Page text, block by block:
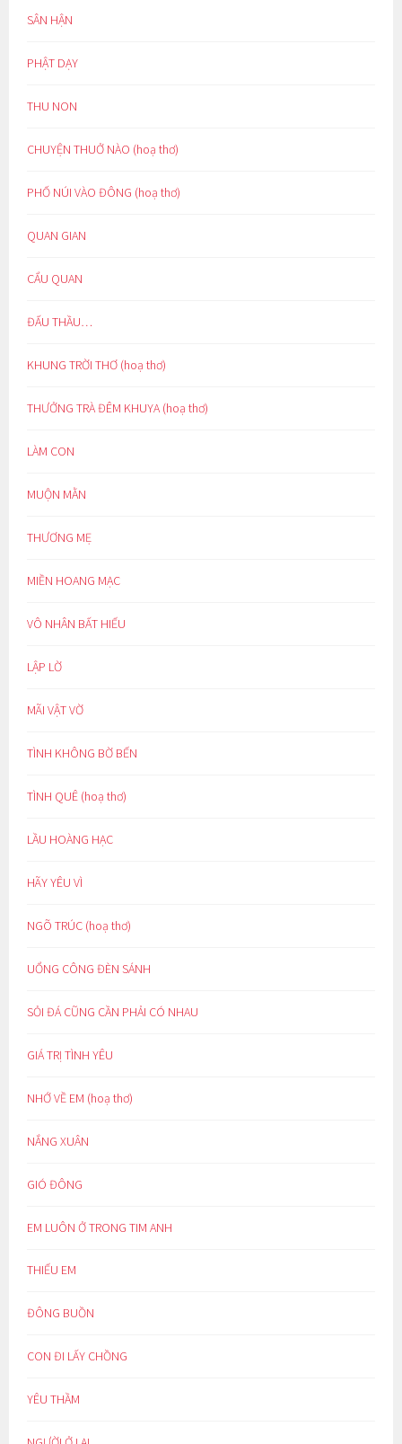
SÂN HẬN
PHẬT DẠY
THU NON
CHUYỆN THUỞ NÀO (hoạ thơ)
PHỐ NÚI VÀO ĐÔNG (hoạ thơ)
QUAN GIAN
CẨU QUAN
ĐẤU THẦU…
KHUNG TRỜI THƠ (hoạ thơ)
THƯỞNG TRÀ ĐÊM KHUYA (hoạ thơ)
LÀM CON
MUỘN MẰN
THƯƠNG MẸ
MIỀN HOANG MẠC
VÔ NHÂN BẤT HIẾU
LẬP LỜ
MÃI VẬT VỜ
TÌNH KHÔNG BỜ BẾN
TÌNH QUÊ (hoạ thơ)
LẦU HOÀNG HẠC
HÃY YÊU VÌ
NGÕ TRÚC (hoạ thơ)
UỔNG CÔNG ĐÈN SÁNH
SỎI ĐÁ CŨNG CẦN PHẢI CÓ NHAU
GIÁ TRỊ TÌNH YÊU
NHỚ VỀ EM (hoạ thơ)
NẮNG XUÂN
GIÓ ĐÔNG
EM LUÔN Ở TRONG TIM ANH
THIẾU EM
ĐÔNG BUỒN
CON ĐI LẤY CHỒNG
YÊU THẦM